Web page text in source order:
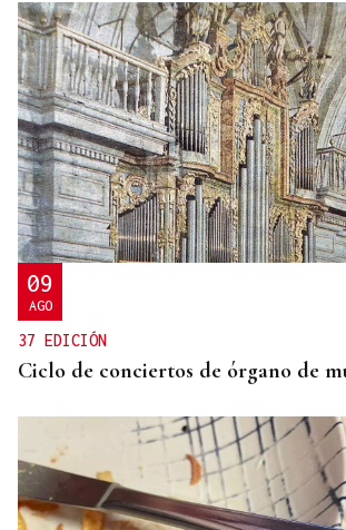
GASTRONOMÍA Y TRADICIÓN
Más pulpo, más récord en O
09
AGO
37 EDICIÓN
Ciclo de conciertos de órgano de